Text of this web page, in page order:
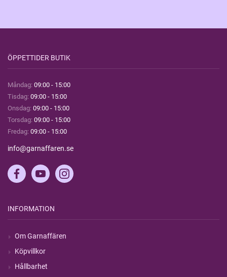
ÖPPETTIDER BUTIK
Måndag: 09:00 - 15:00
Tisdag: 09:00 - 15:00
Onsdag: 09:00 - 15:00
Torsdag: 09:00 - 15:00
Fredag: 09:00 - 15:00
info@garnaffaren.se
INFORMATION
Om Garnaffären
Köpvillkor
Hållbarhet